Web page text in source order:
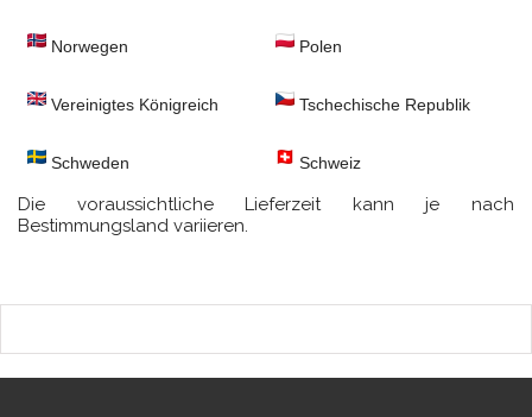
Norwegen Polen
Vereinigtes Königreich Tschechische Republik
Schweden Schweiz
Die voraussichtliche Lieferzeit kann je nach
Bestimmungsland variieren.